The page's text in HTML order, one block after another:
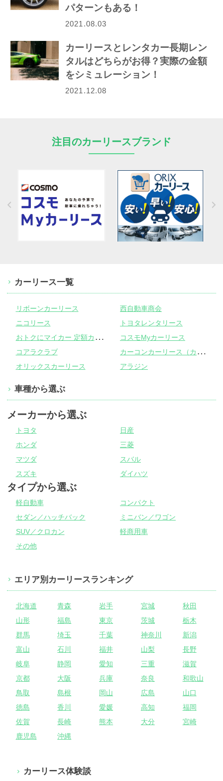
パターンもある！
2021.08.03
カーリースとレンタカー長期レン
タルはどちらがお得？実際の金額
をシミュレーション！
2021.12.08
注目のカーリースブランド
カーリース一覧
リボーンカーリース
西自動車商会
ニコリース
トヨタレンタリース
お
トクにマイカー 定額カルモくん
コスモMyカーリース
コアラクラブ
カ
ーコンカーリース（カーコンビニ倶楽部）
オリックスカーリース アラジン
車種から選ぶ
メーカーから選ぶ
トヨタ
日産
ホンダ
三菱
マツダ
スバル
スズキ
ダイハツ
タイプから選ぶ
軽自動車
コンパクト
セダン／ハッチバック
ミニバン／ワゴン
SUV／クロカン
軽商用車
その他
エリア別カーリースランキング
北海道 青森 岩手 宮城
秋田
山形
福島 東京 茨城
栃木
群馬
埼玉 千葉 神奈川
新潟
富山
石川 福井 山梨
長野
岐阜
静岡 愛知 三重
滋賀
京都
大阪 兵庫 奈良
和歌山
鳥取
島根 岡山 広島
山口
徳島
香川 愛媛 高知
福岡
佐賀
長崎 熊本 大分
宮崎
鹿児島
沖縄
カーリース体験談